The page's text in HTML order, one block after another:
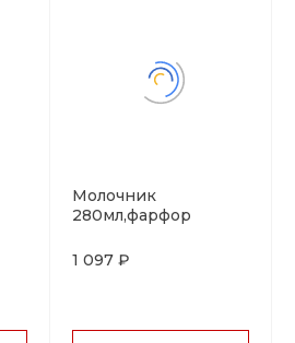
Молочник
280мл,фарфор
"IMPRESS"
1 097 ₽